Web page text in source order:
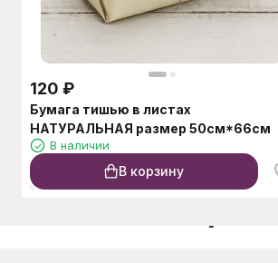
120 ₽
Бумага тишью в листах
НАТУРАЛЬНАЯ размер 50см*66см
В наличии
В корзину